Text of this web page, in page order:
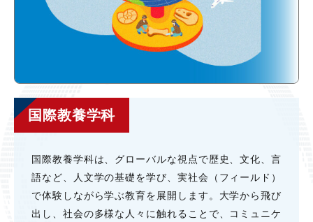
国際教養学科
国際教養学科は、グローバルな視点で歴史、⽂化、⾔
語など、⼈⽂学の基礎を学び、実社会（フィールド）
で体験しながら学ぶ教育を展開します。⼤学から⾶び
出し、社会の多様な⼈々に触れることで、コミュニケ